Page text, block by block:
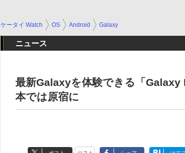
ケータイ Watch OS Android Galaxy
ニュース
最新Galaxyを体験できる「
本では原宿に